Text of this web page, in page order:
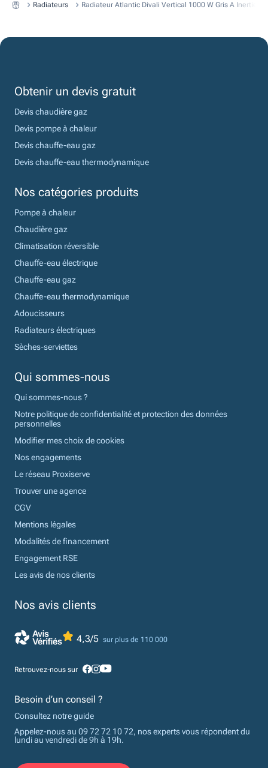
Radiateurs Radiateur Atlantic Divali Vertical 1000 W Gris A Inertie
Obtenir un devis gratuit
Devis chaudière gaz
Devis pompe à chaleur
Devis chauffe-eau gaz
Devis chauffe-eau thermodynamique
Nos catégories produits
Pompe à chaleur
Chaudière gaz
Climatisation réversible
Chauffe-eau électrique
Chauffe-eau gaz
Chauffe-eau thermodynamique
Adoucisseurs
Radiateurs électriques
Sèches-serviettes
Qui sommes-nous
Qui sommes-nous ?
Notre politique de confidentialité et protection des données
personnelles
Modifier mes choix de cookies
Nos engagements
Le réseau Proxiserve
Trouver une agence
CGV
Mentions légales
Modalités de financement
Engagement RSE
Les avis de nos clients
Nos avis clients
4,3/5 sur plus de 110 000
Retrouvez-nous sur
Besoin d’un conseil ?
Consultez notre guide
Appelez-nous au 09 72 72 10 72, nos experts vous répondent du
lundi au vendredi de 9h à 19h.